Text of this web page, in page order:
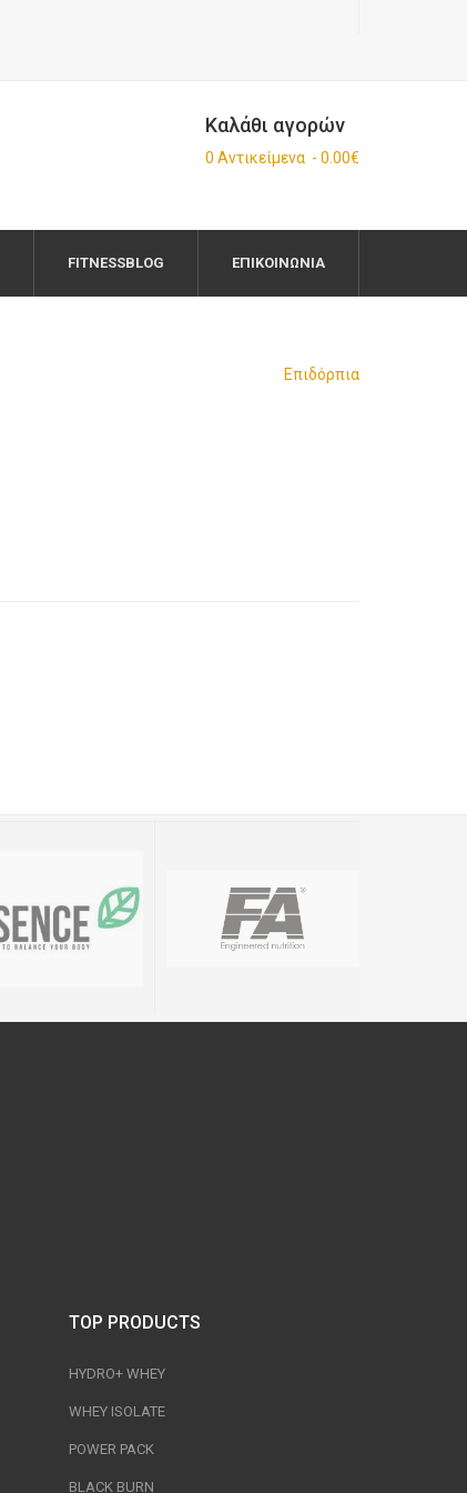
Καλάθι αγορών
0 Αντικείμενα - 0.00€
FITNESSBLOG ΕΠΙΚΟΙΝΩΝΊΑ
Επιδόρπια
TOP PRODUCTS
HYDRO+ WHEY
WHEY ISOLATE
POWER PACK
BLACK BURN